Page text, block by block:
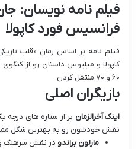
فیلم نامه نویسان:
فرانسیس فورد کاپولا
فیلم نامه بر اساس رمان «قلب
کاپولا و میلیوس داستان رو از
۶۰ و ۷۰ منتقل کردن.
بازیگران اصلی
اینک آخرالزمان پر از ستاره های
نقش خودشون رو به بهترین شکل
مارلون براندو در نقش سرهنگ